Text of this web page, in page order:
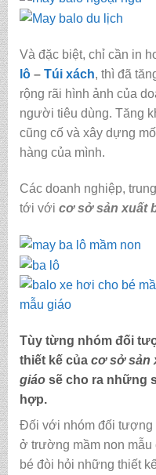
Và đặc biệt, chỉ cần in
lô– Túi xách, thì đã
rộng rãi hình ảnh của
người tiêu dùng. Tăng
cũng cố và xây dựng
hàng của mình.
Các doanh nghiệp,
tới với cơ sở sản xuất
Tùy từng nhóm đối
thiết kế của cơ sở sản
giáo sẽ cho ra những
hợp.
Đối với nhóm đối tượng
ở trường mầm non mẫu
bé đòi hỏi những thiết